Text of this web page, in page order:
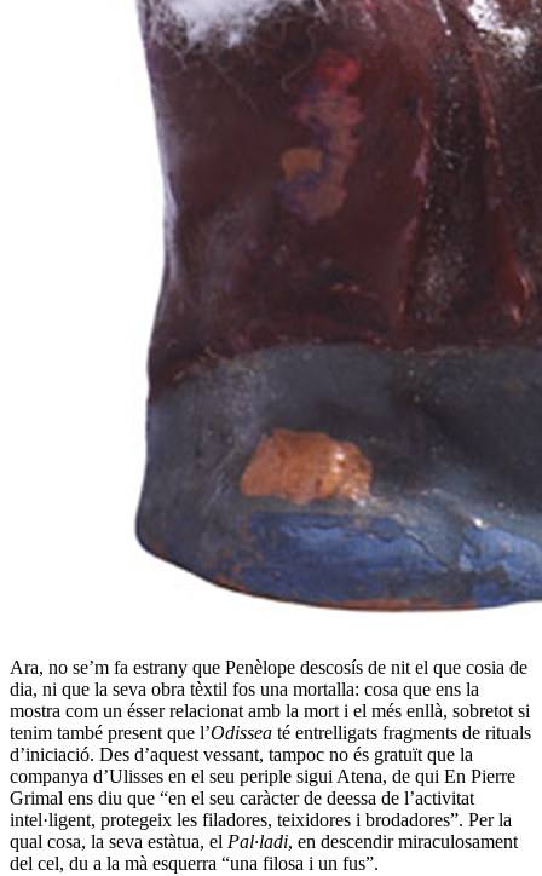
Ara, no se’m fa estrany que Penèlope descosís de nit el que cosia de
dia, ni que la seva obra tèxtil fos una mortalla: cosa que ens la
mostra com un ésser relacionat amb la mort i el més enllà, sobretot si
tenim també present que l’Odissea té entrelligats fragments de rituals
d’iniciació. Des d’aquest vessant, tampoc no és gratuït que la
companya d’Ulisses en el seu periple sigui Atena, de qui En Pierre
Grimal ens diu que “en el seu caràcter de deessa de l’activitat
intel·ligent, protegeix les filadores, teixidores i brodadores”. Per la
qual cosa, la seva estàtua, el Pal·ladi, en descendir miraculosament
del cel, du a la mà esquerra “una filosa i un fus”.